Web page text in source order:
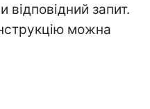
запит.
можна